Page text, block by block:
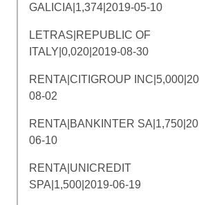
GALICIA|1,374|2019-05-10
LETRAS|REPUBLIC OF
ITALY|0,020|2019-08-30
RENTA|CITIGROUP
08-02
RENTA|BANKINTER
06-10
RENTA|UNICREDIT
SPA|1,500|2019-06-19